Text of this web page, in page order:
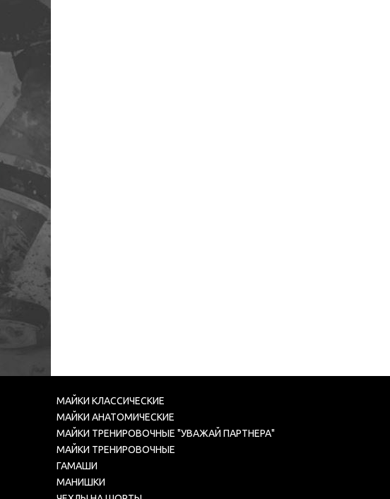
МАЙКИ КЛАССИЧЕСКИЕ
МАЙКИ АНАТОМИЧЕСКИЕ
МАЙКИ ТРЕНИРОВОЧНЫЕ "УВАЖАЙ ПАРТНЕРА"
МАЙКИ ТРЕНИРОВОЧНЫЕ
ГАМАШИ
МАНИШКИ